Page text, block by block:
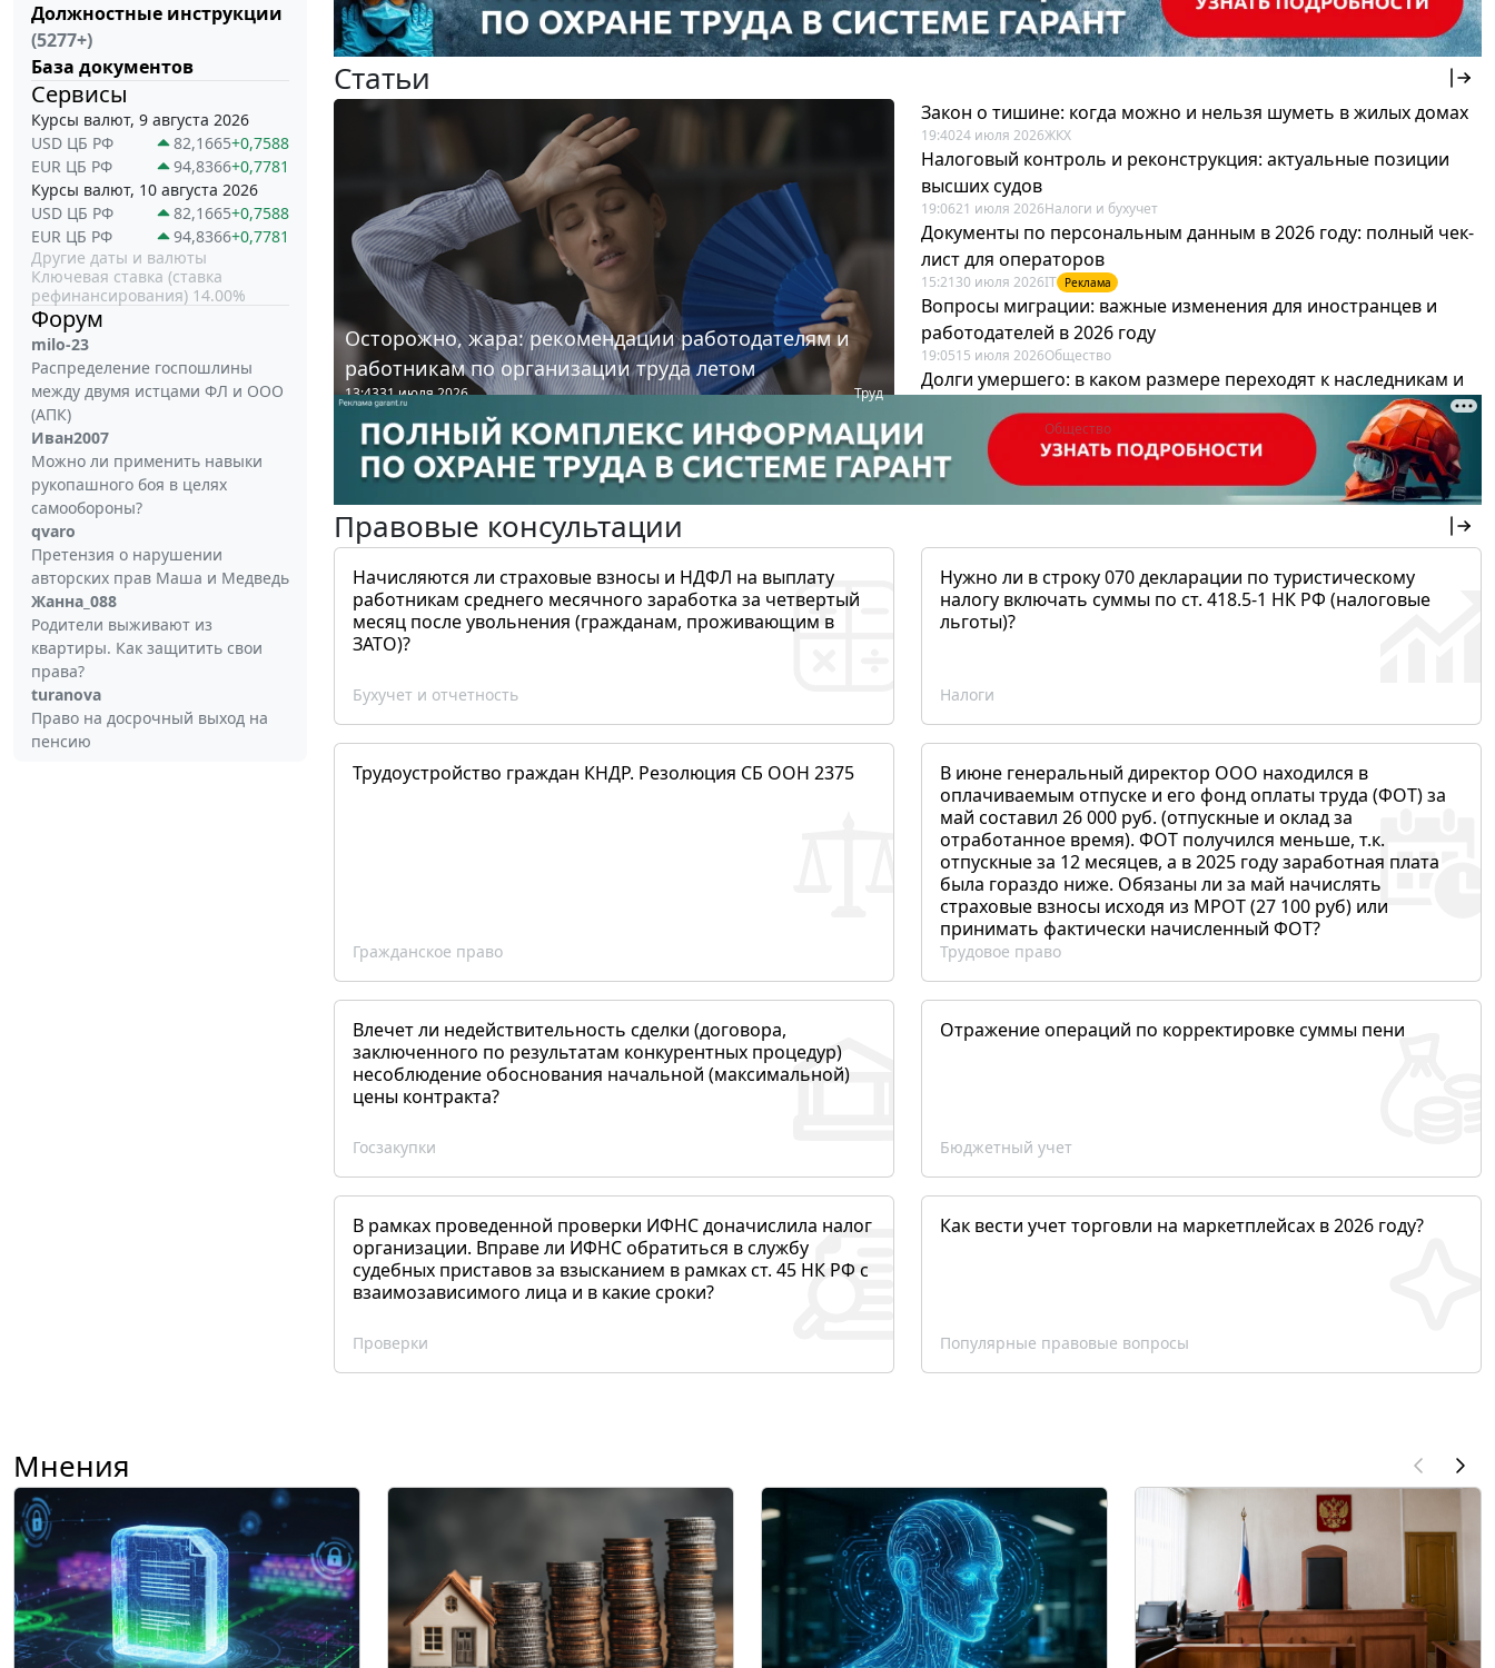
Должностные инструкции
(5277+)
База документов
Сервисы
Курсы валют, 9 августа 2026
USD ЦБ РФ
82,1665+0,7588
EUR ЦБ РФ
94,8366+0,7781
Курсы валют, 10 августа 2026
USD ЦБ РФ
82,1665+0,7588
EUR ЦБ РФ
94,8366+0,7781
Другие даты и валюты
Ключевая ставка (ставка
рефинансирования) 14.00%
Форум
milo-23
Распределение госпошлины
между двумя истцами ФЛ и ООО
(АПК)
Иван2007
Можно ли применить навыки
рукопашного боя в целях
самообороны?
qvaro
Претензия о нарушении
авторских прав Маша и Медведь
Жанна_088
Родители выживают из
квартиры. Как защитить свои
права?
turanova
Право на досрочный выход на
пенсию
Статьи
Осторожно, жара: рекомендации работодателям и
работникам по организации труда летом
13:4331 июля 2026 Труд
Закон о тишине: когда можно и нельзя шуметь в жилых домах
19:4024 июля 2026ЖКХ
Налоговый контроль и реконструкция: актуальные позиции
высших судов
19:0621 июля 2026Налоги и бухучет
Документы по персональным данным в 2026 году: полный чек-
лист для операторов
15:21 30 июля 2026IT Реклама
Вопросы миграции: важные изменения для иностранцев и
работодателей в 2026 году
19:0515 июля 2026Общество
Долги умершего: в каком размере переходят к наследникам и
19:43 17 июля 2026 Общество
Правовые консультации
Начисляются ли страховые взносы и НДФЛ на выплату
работникам среднего месячного заработка за четвертый
месяц после увольнения (гражданам, проживающим в
ЗАТО)?
Бухучет и отчетность
Нужно ли в строку 070 декларации по туристическому
налогу включать суммы по ст. 418.5-1 НК РФ (налоговые
льготы)?
Налоги
Трудоустройство граждан КНДР. Резолюция СБ ООН 2375
Гражданское право
В июне генеральный директор ООО находился в
оплачиваемым отпуске и его фонд оплаты труда (ФОТ) за
май составил 26 000 руб. (отпускные и оклад за
отработанное время). ФОТ получился меньше, т.к.
отпускные за 12 месяцев, а в 2025 году заработная плата
была гораздо ниже. Обязаны ли за май начислять
страховые взносы исходя из МРОТ (27 100 руб) или
принимать фактически начисленный ФОТ?
Трудовое право
Влечет ли недействительность сделки (договора,
заключенного по результатам конкурентных процедур)
несоблюдение обоснования начальной (максимальной)
цены контракта?
Госзакупки
Отражение операций по корректировке суммы пени
Бюджетный учет
В рамках проведенной проверки ИФНС доначислила налог
организации. Вправе ли ИФНС обратиться в службу
судебных приставов за взысканием в рамках ст. 45 НК РФ с
взаимозависимого лица и в какие сроки?
Проверки
Как вести учет торговли на маркетплейсах в 2026 году?
Популярные правовые вопросы
Мнения